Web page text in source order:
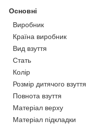
Основні
Виробник
Країна виробник
Вид взуття
Стать
Колір
Розмір дитячого взуття
Повнота взуття
Матеріал верху
Матеріал підкладки